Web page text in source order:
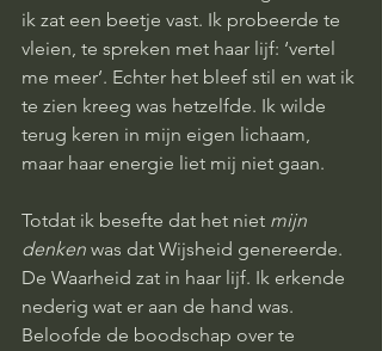
ik zat een beetje vast. Ik probeerde te
vleien, te spreken met haar lijf: ‘vertel
me meer’. Echter het bleef stil en wat ik
te zien kreeg was hetzelfde. Ik wilde
terug keren in mijn eigen lichaam,
maar haar energie liet mij niet gaan.
Totdat ik besefte dat het niet mijn
denken was dat Wijsheid genereerde.
De Waarheid zat in haar lijf. Ik erkende
nederig wat er aan de hand was.
Beloofde de boodschap over te